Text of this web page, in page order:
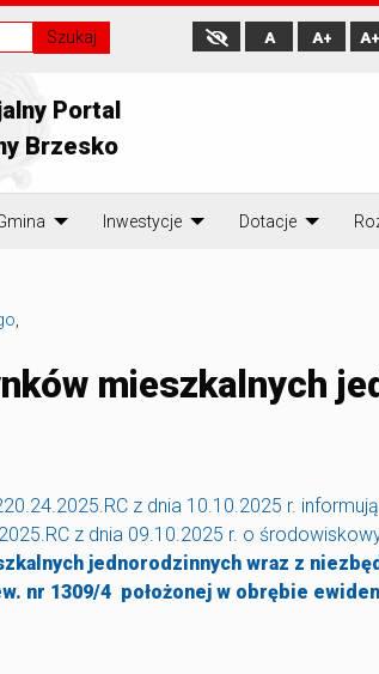
Szukaj A A+
Portal
Brzesko
Inwestycje Dotacje
mieszkalnych
z dnia 10.10.2025 r.
z dnia 09.10.2025 r. o
jednorodzinnych wraz z
nr 1309/4 położonej w obrębie